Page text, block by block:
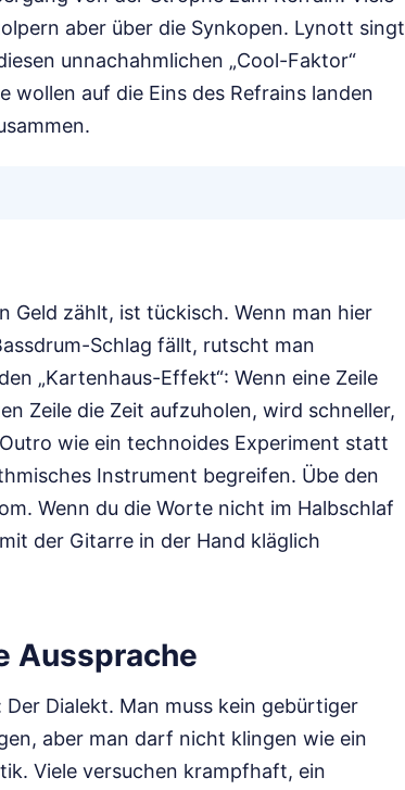
aber über die Synkopen. Lynott singt
unnachahmlichen „Cool-Faktor“
wollen auf die Eins des Refrains landen
Geld zählt, ist tückisch. Wenn man hier
Schlag fällt, rutscht man
„Kartenhaus-Effekt“: Wenn eine Zeile
Zeile die Zeit aufzuholen, wird schneller,
wie ein technoides Experiment statt
Instrument begreifen. Übe den
Wenn du die Worte nicht im Halbschlaf
der Gitarre in der Hand kläglich
Aussprache
Dialekt. Man muss kein gebürtiger
aber man darf nicht klingen wie ein
Viele versuchen krampfhaft, ein